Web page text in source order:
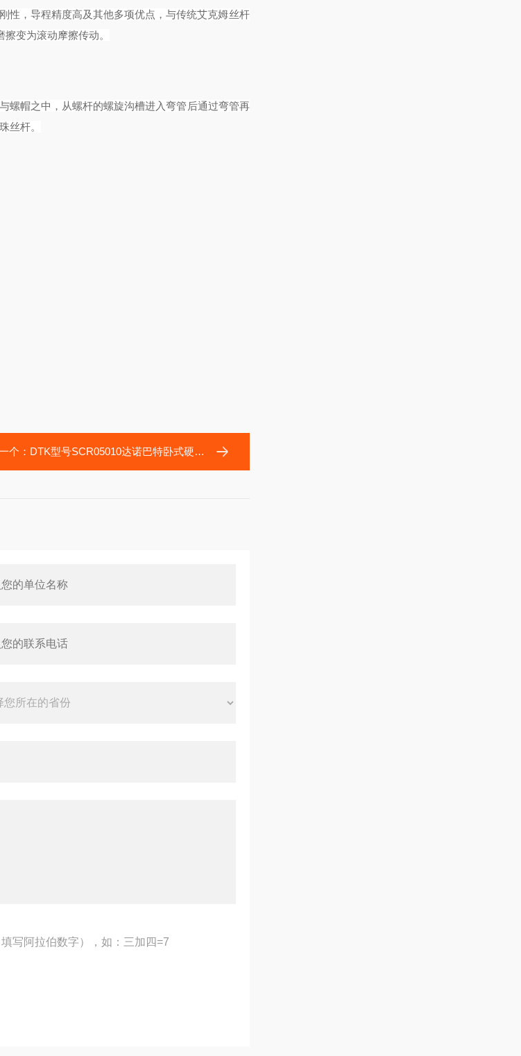
性，导程精度高及其他多项优点，与传统艾克姆丝杆
变为滚动摩擦传动。
螺帽之中，从螺杆的螺旋沟槽进入弯管后通过弯管再
丝杆。
个： DTK型号SCR05010达诺巴特卧式硬车削机床维修用SCR04010丝杠
写阿拉伯数字），如：三加四=7